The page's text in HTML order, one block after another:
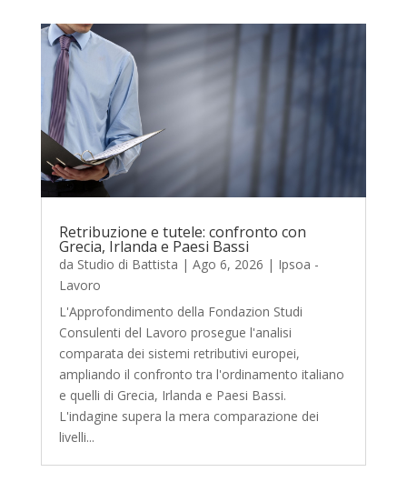
Retribuzione e tutele: confronto con
Grecia, Irlanda e Paesi Bassi
da Studio di Battista | Ago 6, 2026 | Ipsoa -
Lavoro
L'Approfondimento della Fondazion Studi
Consulenti del Lavoro prosegue l'analisi
comparata dei sistemi retributivi europei,
ampliando il confronto tra l'ordinamento italiano
e quelli di Grecia, Irlanda e Paesi Bassi.
L'indagine supera la mera comparazione dei
livelli...